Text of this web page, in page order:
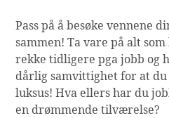
Pass på å besøke vennene
sammen! Ta vare på alt
rekke tidligere pga jobb og
dårlig samvittighet for at
luksus! Hva ellers har du
en drømmende tilværelse?